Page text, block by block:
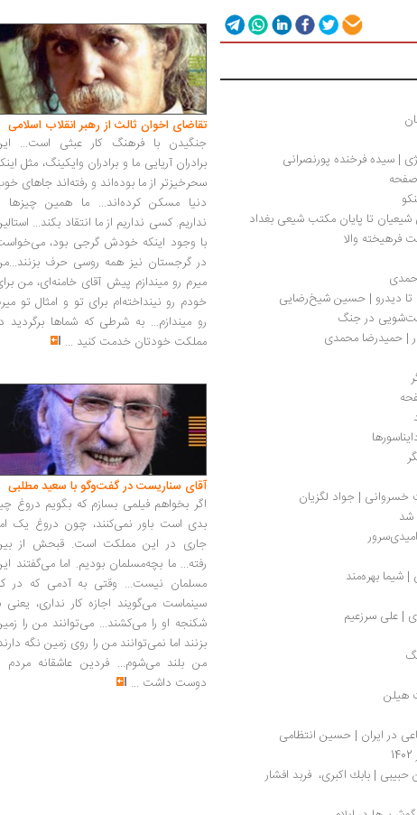
| سیده فرخنده پورنصرانی
تا پایان مکتب شیعی بغداد
فرهیخته والا
تا دیدرو | حسین شیخ‌رضایی
در جنگ
| حمیدرضا محمدی
خسروانی | جواد لگزیان
شد
شیما بهره‌مند
| علی سرزعیم
هیلن
در ایران | حسین انتظامی
تقاضای اخوان ثالث از رهبر انقلاب اسلامی
جنگیدن با فرهنگ کار عبثی است...
برادران آریایی ما و برادران وایکینگ، مثل
سحرخیزتر از ما بوده‌اند و رفته‌اند جاهای
دنیا مسکن کرده‌اند... ما همین چیزها
نداریم. کسی نداریم از ما انتقاد بکند...
با وجود اینکه خودش گرجی بود،
در گرجستان نیز همه روسی حرف
میرم رو میندازم پیش آقای خامنه‌ای، من
خودم رو نینداخته‌ام برای تو و امثال تو
رو میندازم... به شرطی که شماها برگردید
مملکت خودتان خدمت کنید ...
آقای سناریست در گفت‌وگو با سعید مطلبی
اگر بخواهم فیلمی بسازم که بگویم دروغ
بدی است باور نمی‌کنند، چون دروغ یک
جاری در این مملکت است. قبحش از
رفته... ما بچه‌مسلمان بودیم. اما می‌گفتند
مسلمان نیست... وقتی به آدمی که در
سینماست می‌گویند اجازه کار نداری، یعنی
شکنجه او را می‌کشند... می‌توانند من را
بزنند اما نمی‌توانند من را روی زمین نگه
من بلند می‌شوم... فردین عاشقانه مردم
دوست داشت ...